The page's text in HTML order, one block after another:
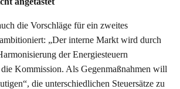
die Vorschläge für ein zweites
„Der interne Markt wird durch
der Energiesteuern
Kommission. Als Gegenmaßnahmen will
die unterschiedlichen Steuersätze zu